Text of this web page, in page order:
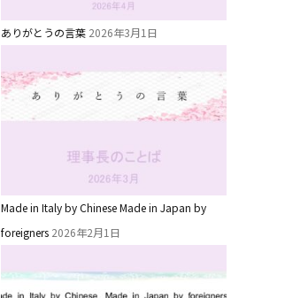
ありがとうの言葉 2026年3月1日
Made in Italy by Chinese Made in Japan by
foreigners 2026年2月1日